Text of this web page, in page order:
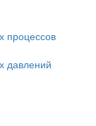
процессов
давлений